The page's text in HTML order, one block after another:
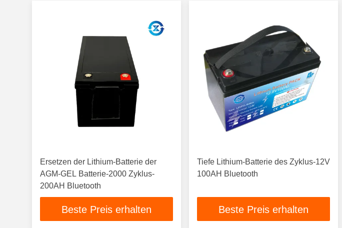
Ersetzen der Lithium-Batterie der
AGM-GEL Batterie-2000 Zyklus-
200AH Bluetooth
Beste Preis erhalten
Tiefe Lithium-Batterie des Zyklus-12V
100AH Bluetooth
Beste Preis erhalten